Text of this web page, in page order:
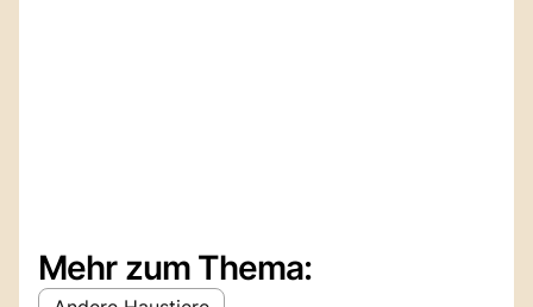
Mehr zum Thema: